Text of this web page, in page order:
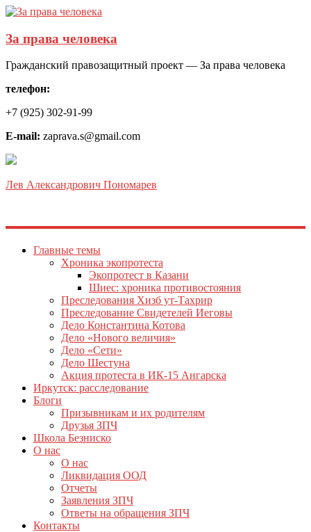
За права человека
Гражданский правозащитный проект — За права человека
телефон:
+7 (925) 302-91-99
E-mail: zaprava.s@gmail.com
Лев Александрович Пономарев
Главные темы
Хроника экопротеста
Экопротест в Казани
Шиес: хроника противостояния
Преследования Хизб ут-Тахрир
Преследование Свидетелей Иеговы
Дело Константина Котова
Дело «Нового величия»
Дело «Сети»
Дело Шестуна
Акция протеста в ИК-15 Ангарска
Иркутск: расследование
Блоги
Призывникам и их родителям
Друзья ЗПЧ
Школа Безниско
О нас
О нас
Ликвидация ООД
Отчеты
Заявления ЗПЧ
Ответы на обращения ЗПЧ
Контакты